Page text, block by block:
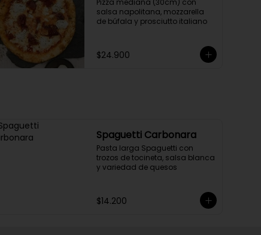
Pizza mediana (30cm) con
salsa napolitana, mozzarella
de búfala y prosciutto italiano
$24.900
Spaguetti Carbonara
Pasta larga Spaguetti con
trozos de tocineta, salsa blanca
y variedad de quesos
$14.200